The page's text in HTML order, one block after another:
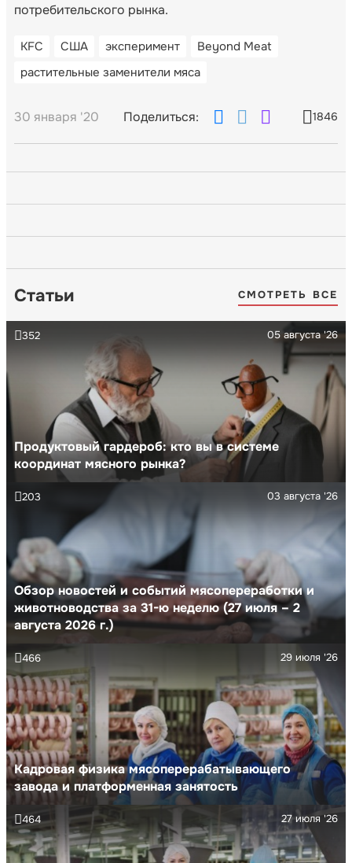
потребительского рынка.
KFC США эксперимент
Beyond Meat
растительные заменители мяса
30 января '20 Поделиться: 1846
Статьи СМОТРЕТЬ ВСЕ
Продуктовый гардероб: кто вы в системе
координат мясного рынка?
05 августа '26
352
Обзор новостей и событий мясопереработки и
животноводства за 31-ю неделю (27 июля – 2
августа 2026 г.)
03 августа '26
203
Кадровая физика мясоперерабатывающего
завода и платформенная занятость
29 июля '26
466
27 июля '26
464